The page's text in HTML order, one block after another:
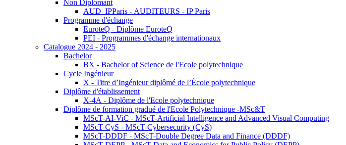
Non Diplomant
AUD_IPParis - AUDITEURS - IP Paris
Programme d'échange
EuroteQ - Diplôme EuroteQ
PEI - Programmes d'échange internationaux
Catalogue 2024 - 2025
Bachelor
BX - Bachelor of Science de l'Ecole polytechnique
Cycle Ingénieur
X - Titre d’Ingénieur diplômé de l’École polytechnique
Diplôme d'établissement
X-4A - Diplôme de l'Ecole polytechnique
Diplôme de formation gradué de l'Ecole Polytechnique -MSc&T
MScT-AI-ViC - MScT-Artificial Intelligence and Advanced Visual Computing
MScT-CyS - MScT-Cybersecurity (CyS)
MScT-DDDF - MScT-Double Degree Data and Finance (DDDF)